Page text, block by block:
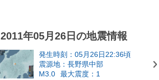
2011年05月26日の地震情報
発生時刻：05月26日22:36頃
震源地：長野県中部
M3.0
最大震度：1